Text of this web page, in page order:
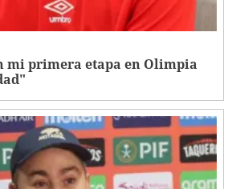
mi primera etapa en Olimpia